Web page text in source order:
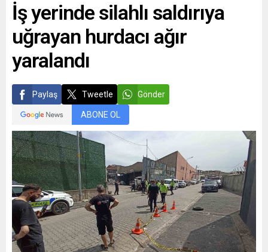
İş yerinde silahlı saldırıya
uğrayan hurdacı ağır
yaralandı
Paylaş Tweetle Gönder
ABONE OL